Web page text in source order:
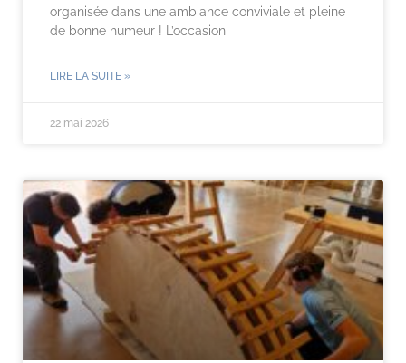
organisée dans une ambiance conviviale et pleine
de bonne humeur ! L’occasion
LIRE LA SUITE »
22 mai 2026